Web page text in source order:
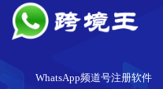
WhatsApp频道号注册软件